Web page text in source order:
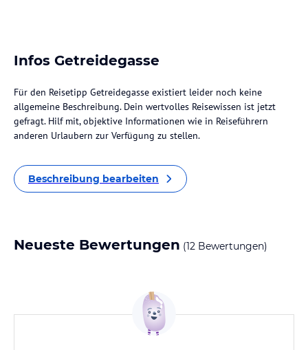
Infos Getreidegasse
Für den Reisetipp Getreidegasse existiert leider noch keine
allgemeine Beschreibung. Dein wertvolles Reisewissen ist jetzt
gefragt. Hilf mit, objektive Informationen wie in Reiseführern
anderen Urlaubern zur Verfügung zu stellen.
Beschreibung bearbeiten
Neueste Bewertungen (12 Bewertungen)